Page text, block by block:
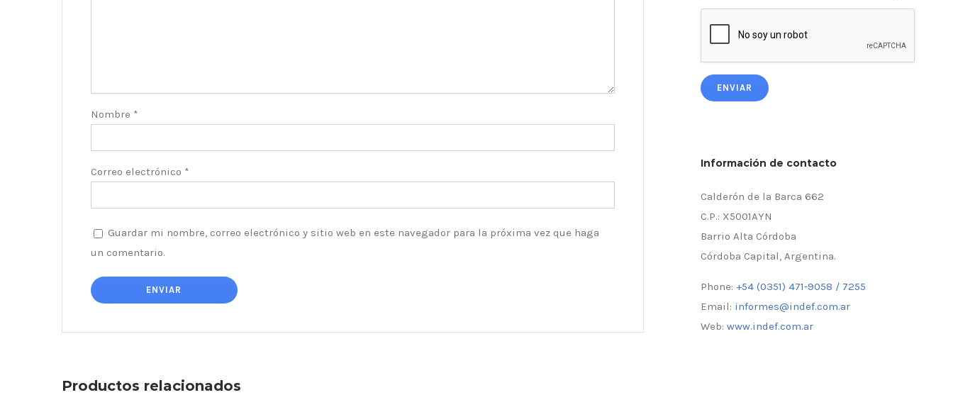
Nombre *
Correo electrónico *
Guardar mi nombre, correo electrónico y sitio web en este navegador para la próxima vez que haga
un comentario.
Productos relacionados
ENVIAR
Información de contacto
Calderón de la Barca 662
C.P.: X5001AYN
Barrio Alta Córdoba
Córdoba Capital, Argentina.
Phone: +54 (0351) 471-9058 / 7255
Email: informes@indef.com.ar
Web: www.indef.com.ar